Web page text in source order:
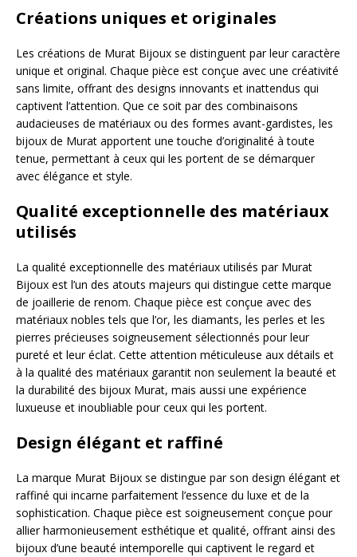
Créations uniques et originales
Les créations de Murat Bijoux se distinguent par leur caractère
unique et original. Chaque pièce est conçue avec une créativité
sans limite, offrant des designs innovants et inattendus qui
captivent l’attention. Que ce soit par des combinaisons
audacieuses de matériaux ou des formes avant-gardistes, les
bijoux de Murat apportent une touche d’originalité à toute
tenue, permettant à ceux qui les portent de se démarquer
avec élégance et style.
Qualité exceptionnelle des matériaux
utilisés
La qualité exceptionnelle des matériaux utilisés par Murat
Bijoux est l’un des atouts majeurs qui distingue cette marque
de joaillerie de renom. Chaque pièce est conçue avec des
matériaux nobles tels que l’or, les diamants, les perles et les
pierres précieuses soigneusement sélectionnés pour leur
pureté et leur éclat. Cette attention méticuleuse aux détails et
à la qualité des matériaux garantit non seulement la beauté et
la durabilité des bijoux Murat, mais aussi une expérience
luxueuse et inoubliable pour ceux qui les portent.
Design élégant et raffiné
La marque Murat Bijoux se distingue par son design élégant et
raffiné qui incarne parfaitement l’essence du luxe et de la
sophistication. Chaque pièce est soigneusement conçue pour
allier harmonieusement esthétique et qualité, offrant ainsi des
bijoux d’une beauté intemporelle qui captivent le regard et